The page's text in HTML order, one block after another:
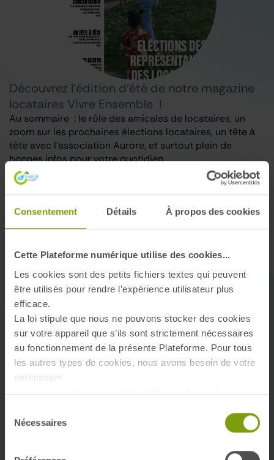
Consentement Détails À propos des cookies
Cette Plateforme numérique utilise des cookies...
Les cookies sont des petits fichiers textes qui peuvent
être utilisés pour rendre l’expérience utilisateur plus
efficace.
La loi stipule que nous ne pouvons stocker des cookies
sur votre appareil que s’ils sont strictement nécessaires
au fonctionnement de la présente Plateforme. Pour tous
les autres types de cookies, nous avons besoin de votre
permission.
La présente Plateforme utilise différents types de
tiers qui apparaissent sur nos pages. À tout moment,
vous pouvez modifier ou retirer votre consentement.
En savoir plus sur qui nous sommes, comment vous
Nécessaires
Découvrez l’édition d’été de notre magazine
locataires Vivre Ensemble !
Au sommaire : le rôle des amicales de locataires, un
zoom sur les prochaines élections locataires, un tête à
tête avec l’association Aurore, et surtout plein de
bonnes infos pour votre quotidien…
Lire le magazine